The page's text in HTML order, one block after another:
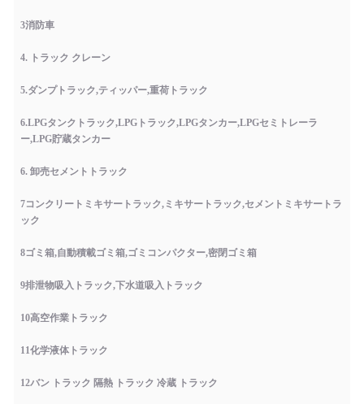
3消防車
4. トラック クレーン
5.ダンプトラック,ティッパー,重荷トラック
6.LPGタンクトラック,LPGトラック,LPGタンカー,LPGセミトレーラ
ー,LPG貯蔵タンカー
6. 卸売セメントトラック
7コンクリートミキサートラック,ミキサートラック,セメントミキサートラ
ック
8ゴミ箱,自動積載ゴミ箱,ゴミコンパクター,密閉ゴミ箱
9排泄物吸入トラック,下水道吸入トラック
10高空作業トラック
11化学液体トラック
12バン トラック 隔熱 トラック 冷蔵 トラック